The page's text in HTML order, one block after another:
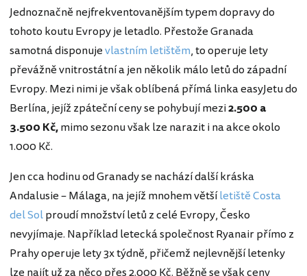
Jednoznačně nejfrekventovanějším typem dopravy do
tohoto koutu Evropy je letadlo. Přestože Granada
samotná disponujevlastním letištěm, to operuje lety
převážně vnitrostátní a jen několik málo letů do západní
Evropy. Mezi nimi je však oblíbená přímá linka easyJetu do
Berlína, jejíž zpáteční ceny se pohybují mezi2.500 a
3.500 Kč,mimo sezonu však lze narazit i na akce okolo
1.000 Kč.
Jen cca hodinu od Granady se nachází další kráska
Andalusie – Málaga, na jejíž mnohem většíletiště Costa
del Solproudí množství letů z celé Evropy, Česko
nevyjímaje. Například letecká společnost Ryanair přímo z
Prahy operuje lety 3x týdně, přičemž nejlevnější letenky
lze najít už za něco přes 2.000 Kč. Běžně se však ceny